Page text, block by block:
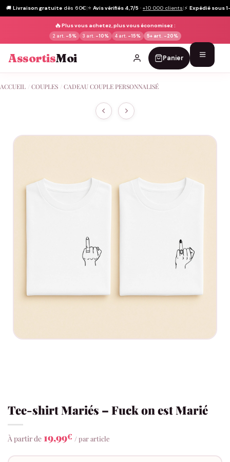
🚚 Livraison gratuite dès 60€|⭐ Avis vérifiés 4,7/5 · +10 000 clients|⚡ Expédié sous
🔥Plus vous achetez, plus vous économisez :
2 art. -5% 3 art. -10% 4 art. -15% 5+ art. -20%
AssortisMoi Panier
au
ACCUEIL COUPLES CADEAU COUPLE PERSONNALISÉ
Tee-shirt Mariés – Fuck on est Marié
À partir de 19,99€ / par article